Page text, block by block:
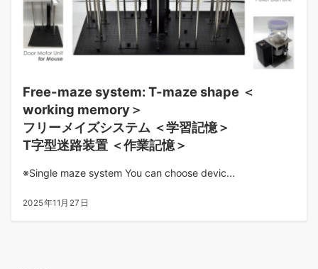
Free-maze system: T-maze shape ＜
working memory＞
フリーメイズシステム ＜学習記憶＞
T字型迷路装置 ＜作業記憶＞
※Single maze system You can choose devic...
2025年11月27日